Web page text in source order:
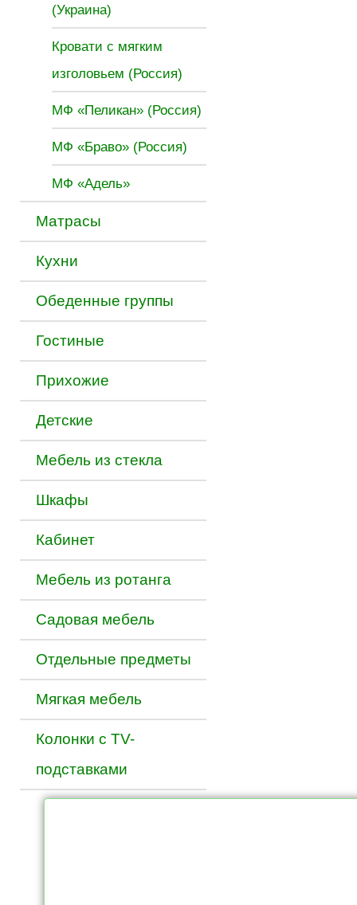
(Украина)
Кровати с мягким
изголовьем (Россия)
МФ «Пеликан» (Россия)
МФ «Браво» (Россия)
МФ «Адель»
Матраcы
Кухни
Обеденные группы
Гостиные
Прихожие
Детские
Мебель из стекла
Шкафы
Кабинет
Мебель из ротанга
Садовая мебель
Отдельные предметы
Мягкая мебель
Колонки с TV-
подставками